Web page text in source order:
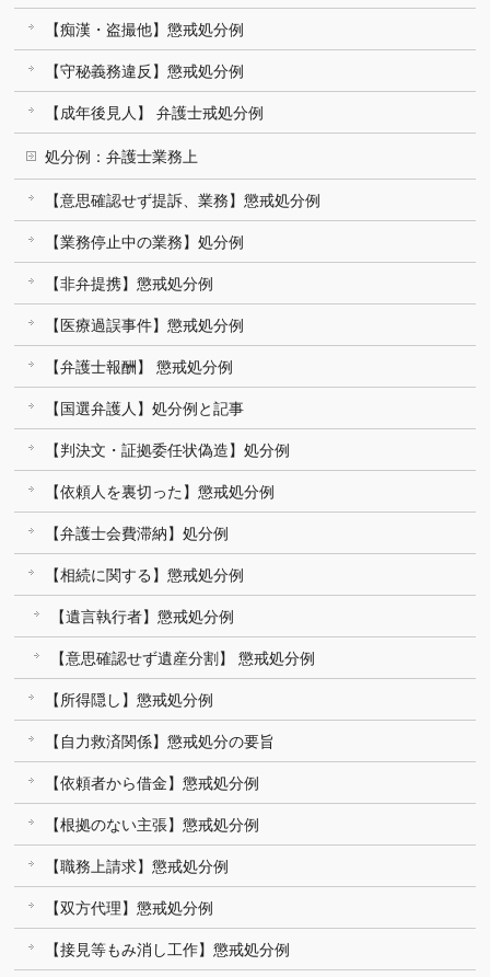
【痴漢・盗撮他】懲戒処分例
【守秘義務違反】懲戒処分例
【成年後見人】 弁護士戒処分例
処分例：弁護士業務上
【意思確認せず提訴、業務】懲戒処分例
【業務停止中の業務】処分例
【非弁提携】懲戒処分例
【医療過誤事件】懲戒処分例
【弁護士報酬】 懲戒処分例
【国選弁護人】処分例と記事
【判決文・証拠委任状偽造】処分例
【依頼人を裏切った】懲戒処分例
【弁護士会費滞納】処分例
【相続に関する】懲戒処分例
【遺言執行者】懲戒処分例
【意思確認せず遺産分割】 懲戒処分例
【所得隠し】懲戒処分例
【自力救済関係】懲戒処分の要旨
【依頼者から借金】懲戒処分例
【根拠のない主張】懲戒処分例
【職務上請求】懲戒処分例
【双方代理】懲戒処分例
【接見等もみ消し工作】懲戒処分例